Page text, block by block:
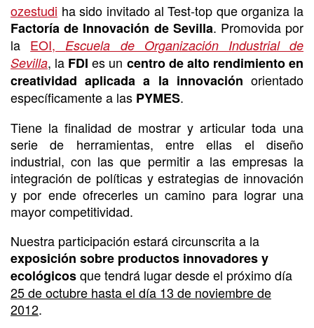
ozestudi ha sido invitado al Test-top que organiza la
Factoría de Innovación de Sevilla. Promovida por
la EOI, Escuela de Organización Industrial de
Sevilla, la FDI es un centro de alto rendimiento en
creatividad aplicada a la innovación orientado
específicamente a las PYMES.
Tiene la finalidad de mostrar y articular toda una
serie de herramientas, entre ellas el diseño
industrial, con las que permitir a las empresas la
integración de políticas y estrategias de innovación
y por ende ofrecerles un camino para lograr una
mayor competitividad.
Nuestra participación estará circunscrita a la
exposición sobre productos innovadores y
ecológicosque tendrá lugar desde el próximo día
25 de octubre hasta el día 13 de noviembre de
2012.